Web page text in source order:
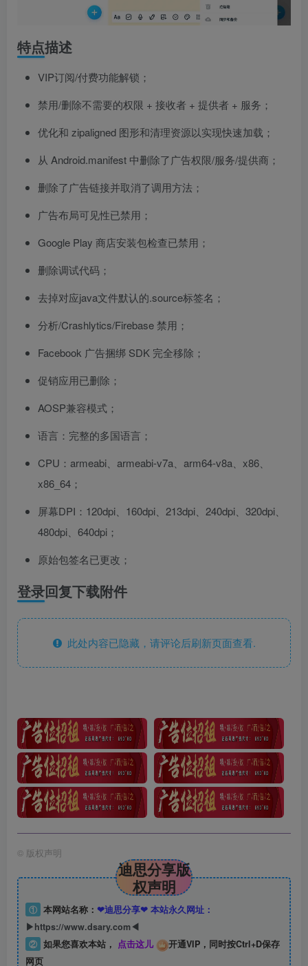
特点描述
VIP订阅/付费功能解锁；
禁用/删除不需要的权限 + 接收者 + 提供者 + 服务；
优化和 zipaligned 图形和清理资源以实现快速加载；
从 Android.manifest 中删除了广告权限/服务/提供商；
删除了广告链接并取消了调用方法；
广告布局可见性已禁用；
Google Play 商店安装包检查已禁用；
删除调试代码；
去掉对应java文件默认的.source标签名；
分析/Crashlytics/Firebase 禁用；
Facebook 广告捆绑 SDK 完全移除；
促销应用已删除；
AOSP兼容模式；
语言：完整的多国语言；
CPU：armeabi、armeabi-v7a、arm64-v8a、x86、
x86_64；
屏幕DPI：120dpi、160dpi、213dpi、240dpi、320dpi、
480dpi、640dpi；
原始包签名已更改；
登录回复下载附件
此处内容已隐藏，请评论后刷新页面查看.
© 版权声明
迪思分享版
权声明
① 本网站名称： ❤迪思分享❤ 本站永久网址：
▶https://www.dsary.com◀
② 如果您喜欢本站， 点击这儿
开通VIP，同时按Ctrl+D保存
网页